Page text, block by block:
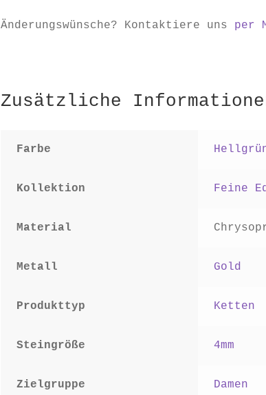
Änderungswünsche? Kontaktiere uns per
Zusätzliche
Farbe
Kollektion Feine
Material
Metall Gold
Produkttyp Ketten
Steingröße 4mm
Zielgruppe Damen